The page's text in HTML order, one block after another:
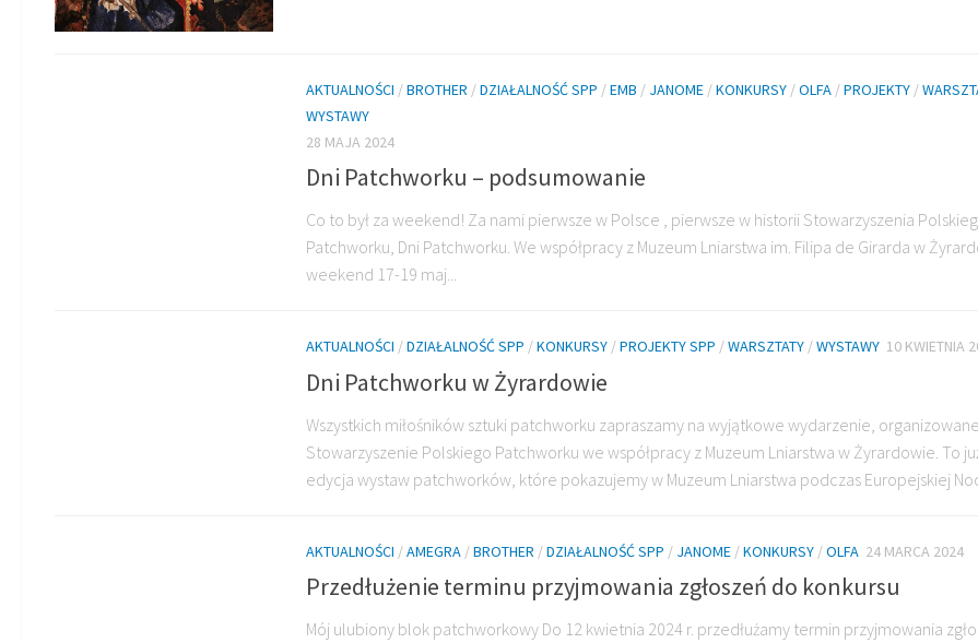
AKTUALNOŚCI /BROTHER /DZIAŁALNOŚĆ SPP /EMB / JANOME /KONKURSY /OLFA /PROJEKTY /
WYSTAWY
28 MAJA 2024
Dni Patchworku – podsumowanie
Co to był za weekend! Za nami pierwsze w Polsce , pierwsze w historii Stowarzyszenia
Patchworku, Dni Patchworku. We współpracy z Muzeum Lniarstwa im. Filipa de Girarda w
weekend 17-19 maj...
AKTUALNOŚCI /DZIAŁALNOŚĆ SPP /KONKURSY /PROJEKTY SPP /WARSZTATY /WYSTAWY 10 KWIETNIA
Dni Patchworku w Żyrardowie
Wszystkich miłośników sztuki patchworku zapraszamy na wyjątkowe wydarzenie,
Stowarzyszenie Polskiego Patchworku we współpracy z Muzeum Lniarstwa w Żyrardowie. To
edycja wystaw patchworków, które pokazujemy w Muzeum Lniarstwa podczas Europejskiej
AKTUALNOŚCI /AMEGRA /BROTHER /DZIAŁALNOŚĆ SPP / JANOME /KONKURSY /OLFA 24 MARCA 2024
Przedłużenie terminu przyjmowania zgłoszeń do konkursu
Mój ulubiony blok patchworkowy Do 12 kwietnia 2024 r. przedłużamy termin przyjmowania